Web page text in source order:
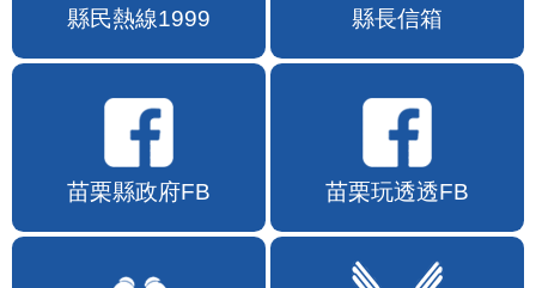
縣民熱線1999 縣長信箱
苗栗縣政府FB 苗栗玩透透FB